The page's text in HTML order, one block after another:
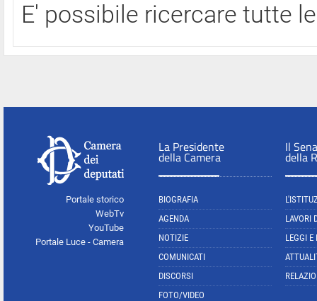
E' possibile ricercare tutte
Portale storico
WebTv
YouTube
Portale Luce - Camera
La Presidente
della Camera
BIOGRAFIA
AGENDA
NOTIZIE
COMUNICATI
DISCORSI
FOTO/VIDEO
Il
della
LAVORI
LEGGI E